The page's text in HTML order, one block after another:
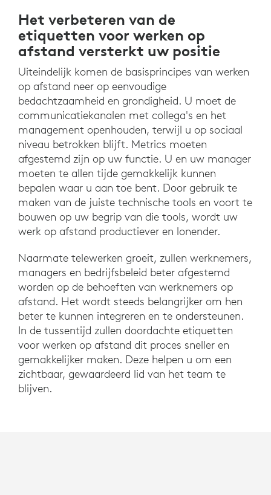
Het verbeteren van de
etiquetten voor werken op
afstand versterkt uw positie
Uiteindelijk komen de basisprincipes van werken
op afstand neer op eenvoudige
bedachtzaamheid en grondigheid. U moet de
communicatiekanalen met collega's en het
management openhouden, terwijl u op sociaal
niveau betrokken blijft. Metrics moeten
afgestemd zijn op uw functie. U en uw manager
moeten te allen tijde gemakkelijk kunnen
bepalen waar u aan toe bent. Door gebruik te
maken van de juiste technische tools en voort te
bouwen op uw begrip van die tools, wordt uw
werk op afstand productiever en lonender.
Naarmate telewerken groeit, zullen werknemers,
managers en bedrijfsbeleid beter afgestemd
worden op de behoeften van werknemers op
afstand. Het wordt steeds belangrijker om hen
beter te kunnen integreren en te ondersteunen.
In de tussentijd zullen doordachte etiquetten
voor werken op afstand dit proces sneller en
gemakkelijker maken. Deze helpen u om een
zichtbaar, gewaardeerd lid van het team te
blijven.